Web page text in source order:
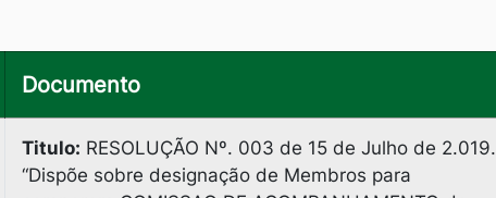
Documento
Titulo: RESOLUÇÃO Nº. 003 de 15 de Julho de 2.019.
“Dispõe sobre designação de Membros para